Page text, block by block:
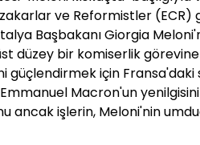
ve Reformistler (ECR)
Başbakanı Giorgia
düzey bir komiserlik
güçlendirmek için
Macron'un
ancak işlerin, Meloni'nin